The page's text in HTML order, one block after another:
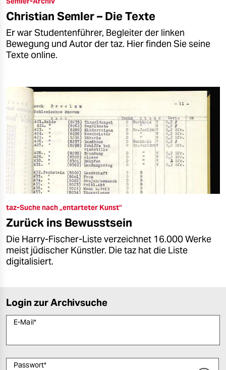
Christian Semler – Die Texte
Er war Studentenführer, Begleiter der linken
Bewegung und Autor der taz. Hier finden Sie seine
Texte online.
taz-Suche nach „entarteter Kunst”
Zurück ins Bewusstsein
Die Harry-Fischer-Liste verzeichnet 16.000 Werke
meist jüdischer Künstler. Die taz hat die Liste
digitalisiert.
Login zur Archivsuche
E-Mail*
Passwort*